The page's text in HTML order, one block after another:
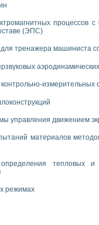
с использованием
для моделирования
исследования средств
карбида
направленности
инженерии
неэлектриков
процессов с
(ЭПС)
тренажера машиниста
измерительных
управления движением
материалов
тепловых и
режимах